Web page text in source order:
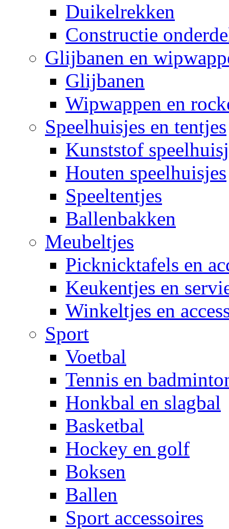
Duikelrekken
Constructie
Glijbanen en
Glijbanen
Wipwappen en
Speelhuisjes en tentjes
Kunststof
Houten speelhuisjes
Speeltentjes
Ballenbakken
Meubeltjes
Picknicktafels en
Keukentjes en
Winkeltjes en
Sport
Voetbal
Tennis en
Honkbal en slagbal
Basketbal
Hockey en golf
Boksen
Ballen
Sport accessoires